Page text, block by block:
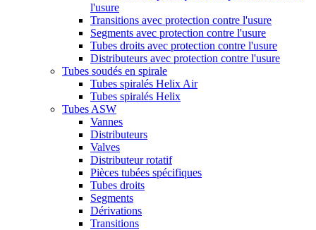
l'usure
Transitions avec protection contre l'usure
Segments avec protection contre l'usure
Tubes droits avec protection contre l'usure
Distributeurs avec protection contre l'usure
Tubes soudés en spirale
Tubes spiralés Helix Air
Tubes spiralés Helix
Tubes ASW
Vannes
Distributeurs
Valves
Distributeur rotatif
Pièces tubées spécifiques
Tubes droits
Segments
Dérivations
Transitions